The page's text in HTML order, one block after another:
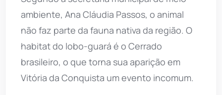
ambiente, Ana Cláudia Passos, o animal
não faz parte da fauna nativa da região. O
habitat do lobo-guará é o Cerrado
brasileiro, o que torna sua aparição em
Vitória da Conquista um evento incomum.